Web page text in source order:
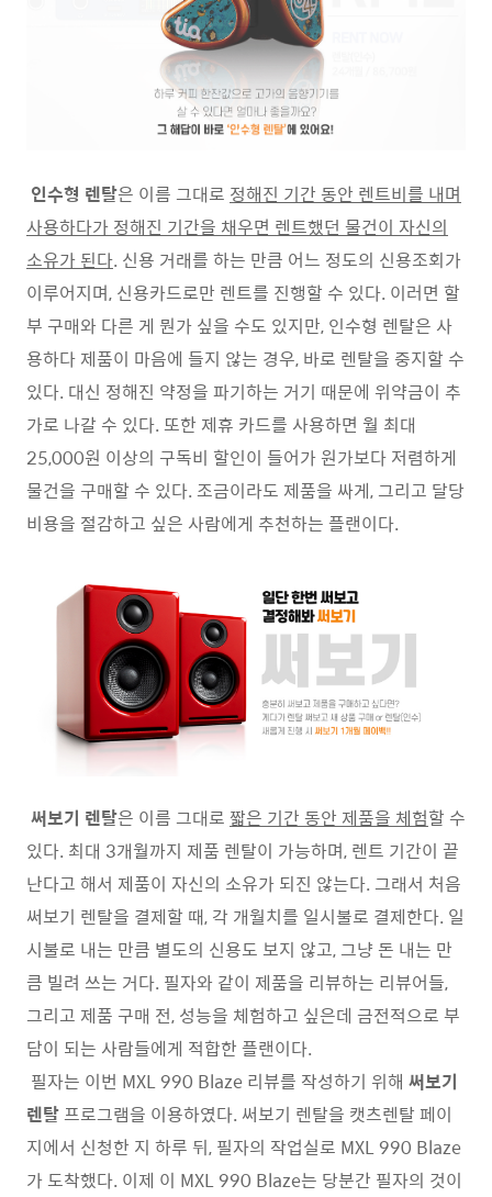
인수형 렌탈은 이름 그대로 정해진 기간 동안 렌트비를 내며
사용하다가 정해진 기간을 채우면 렌트했던 물건이 자신의
소유가 된다. 신용 거래를 하는 만큼 어느 정도의 신용조회가
이루어지며, 신용카드로만 렌트를 진행할 수 있다. 이러면 할
부 구매와 다른 게 뭔가 싶을 수도 있지만, 인수형 렌탈은 사
용하다 제품이 마음에 들지 않는 경우, 바로 렌탈을 중지할 수
있다. 대신 정해진 약정을 파기하는 거기 때문에 위약금이 추
가로 나갈 수 있다. 또한 제휴 카드를 사용하면 월 최대
25,000원 이상의 구독비 할인이 들어가 원가보다 저렴하게
물건을 구매할 수 있다. 조금이라도 제품을 싸게, 그리고 달당
비용을 절감하고 싶은 사람에게 추천하는 플랜이다.
써보기 렌탈은 이름 그대로 짧은 기간 동안 제품을 체험할 수
있다. 최대 3개월까지 제품 렌탈이 가능하며, 렌트 기간이 끝
난다고 해서 제품이 자신의 소유가 되진 않는다. 그래서 처음
써보기 렌탈을 결제할 때, 각 개월치를 일시불로 결제한다. 일
시불로 내는 만큼 별도의 신용도 보지 않고, 그냥 돈 내는 만
큼 빌려 쓰는 거다. 필자와 같이 제품을 리뷰하는 리뷰어들,
그리고 제품 구매 전, 성능을 체험하고 싶은데 금전적으로 부
담이 되는 사람들에게 적합한 플랜이다.
필자는 이번 MXL 990 Blaze 리뷰를 작성하기 위해 써보기
렌탈프로그램을 이용하였다. 써보기 렌탈을 캣츠렌탈 페이
지에서 신청한 지 하루 뒤, 필자의 작업실로 MXL 990 Blaze
가 도착했다. 이제 이 MXL 990 Blaze는 당분간 필자의 것이